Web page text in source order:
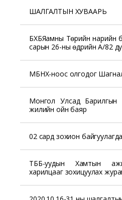
ШАЛГАЛТЫН ХУВААРЬ
БХБЯамны Төрийн нарийн
сарын 26-ны өдрийн А/82
МБНХ-ноос олгодог
Монгол Улсад Барилгын
жилийн ойн баяр
02 сард зохион
ТББ-уудын Хамтын
харилцааг зохицуулах